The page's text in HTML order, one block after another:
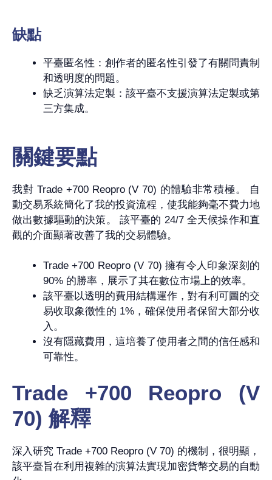
缺點
平臺匿名性：創作者的匿名性引發了有關問責制
和透明度的問題。
缺乏演算法定製：該平臺不支援演算法定製或第
三方集成。
關鍵要點
我對 Trade +700 Reopro (V 70) 的體驗非常積極。 自
動交易系統簡化了我的投資流程，使我能夠毫不費力地
做出數據驅動的決策。 該平臺的 24/7 全天候操作和直
觀的介面顯著改善了我的交易體驗。
Trade +700 Reopro (V 70) 擁有令人印象深刻的
90% 的勝率，展示了其在數位市場上的效率。
該平臺以透明的費用結構運作，對有利可圖的交
易收取象徵性的 1%，確保使用者保留大部分收
入。
沒有隱藏費用，這培養了使用者之間的信任感和
可靠性。
Trade +700 Reopro (V
70) 解釋
深入研究 Trade +700 Reopro (V 70) 的機制，很明顯，
該平臺旨在利用複雜的演算法實現加密貨幣交易的自動